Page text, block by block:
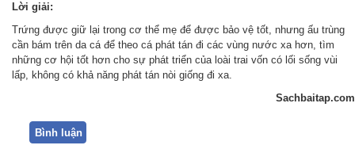
Lời giải:
Trứng được giữ lại trong cơ thể mẹ để được bảo vệ tốt, nhưng ấu trùng
cần bám trên da cá để theo cá phát tán đi các vùng nước xa hơn, tìm
những cơ hội tốt hơn cho sự phát triển của loài trai vốn có lối sống vùi
lấp, không có khả năng phát tán nòi giống đi xa.
Sachbaitap.com
Bình luận